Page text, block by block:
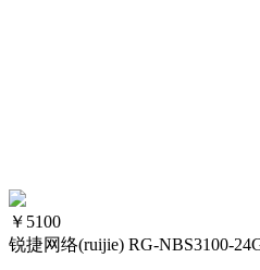
￥ 5100
锐捷网络(ruijie) RG-NBS3100-